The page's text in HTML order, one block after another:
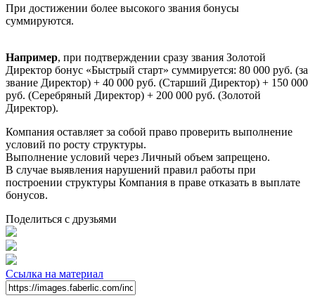
При достижении более высокого звания бонусы
суммируются.
Например, при подтверждении сразу звания Золотой
Директор бонус «Быстрый старт» суммируется: 80 000 руб. (за
звание Директор) + 40 000 руб. (Старший Директор) + 150 000
руб. (Серебряный Директор) + 200 000 руб. (Золотой
Директор).
Компания оставляет за собой право проверить выполнение
условий по росту структуры.
Выполнение условий через Личный объем запрещено.
В случае выявления нарушений правил работы при
построении структуры Компания в праве отказать в выплате
бонусов.
Поделиться с друзьями
Ссылка на материал